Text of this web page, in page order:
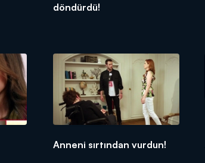
döndürdü!
Anneni sırtından vurdun!